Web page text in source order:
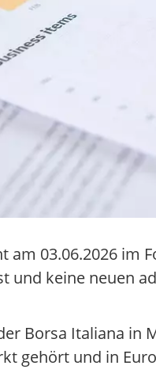
am 03.06.2026 im
und keine neuen
Borsa Italiana in
gehört und in